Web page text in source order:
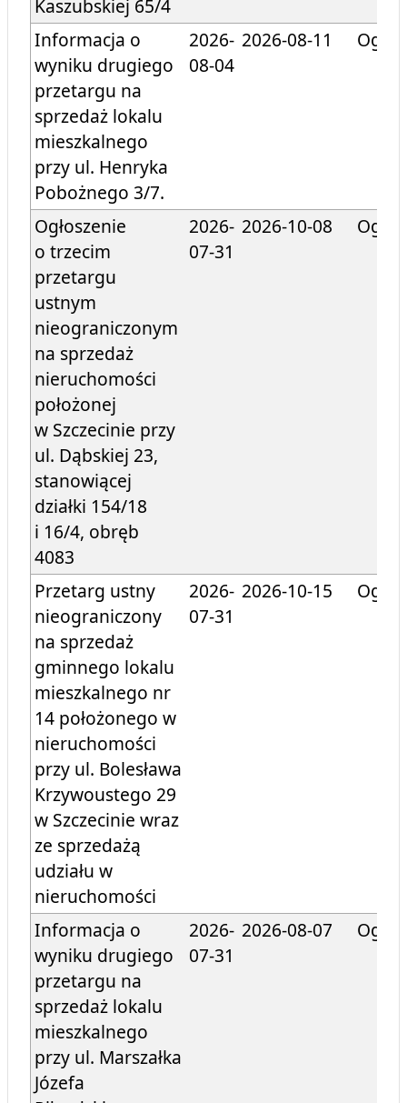
Kaszubskiej 65/4
Informacja o
wyniku drugiego
przetargu na
sprzedaż lokalu
mieszkalnego
przy ul. Henryka
Pobożnego 3/7.
2026-
08-04
2026-08-11
Ogłoszenie
o trzecim
przetargu
ustnym
nieograniczonym
na sprzedaż
nieruchomości
położonej
w Szczecinie przy
ul. Dąbskiej 23,
stanowiącej
działki 154/18
i 16/4, obręb
4083
2026-
07-31
2026-10-08
Przetarg ustny
nieograniczony
na sprzedaż
gminnego lokalu
mieszkalnego nr
14 położonego w
nieruchomości
przy ul. Bolesława
Krzywoustego 29
w Szczecinie wraz
ze sprzedażą
udziału w
nieruchomości
2026-
07-31
2026-10-15
Informacja o
wyniku drugiego
przetargu na
sprzedaż lokalu
mieszkalnego
przy ul. Marszałka
Józefa
2026-
07-31
2026-08-07